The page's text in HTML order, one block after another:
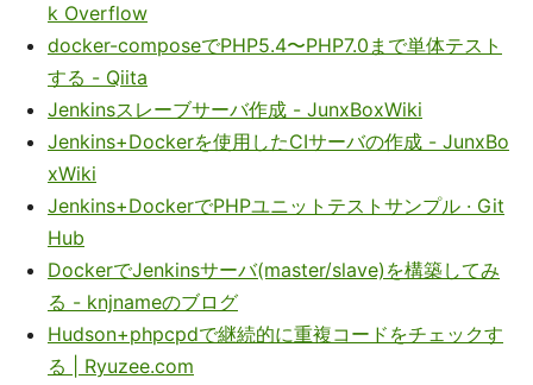
k Overflow
docker-composeでPHP5.4〜PHP7.0まで単体テスト
する - Qiita
Jenkinsスレーブサーバ作成 - JunxBoxWiki
Jenkins+Dockerを使用したCIサーバの作成 - JunxBo
xWiki
Jenkins+DockerでPHPユニットテストサンプル · Git
Hub
DockerでJenkinsサーバ(master/slave)を構築してみ
る - knjnameのブログ
Hudson+phpcpdで継続的に重複コードをチェックす
る | Ryuzee.com